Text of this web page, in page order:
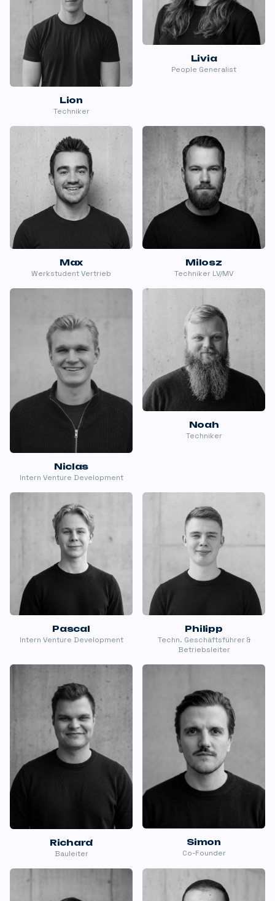
Lion
Techniker
Livia
People Generalist
Max
Werkstudent Vertrieb
Milosz
Techniker LV/MV
Niclas
Intern Venture Development
Noah
Techniker
Pascal
Intern Venture Development
Philipp
Techn. Geschäftsführer &
Betriebsleiter
Richard
Bauleiter
Simon
Co-Founder